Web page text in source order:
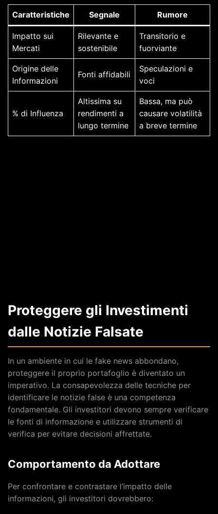
Caratteristiche Segnale Rumore
Impatto sui
Mercati
Rilevante e
sostenibile
Transitorio e
fuorviante
Origine delle
Informazioni
Fonti affidabili
Speculazioni e
voci
% di Influenza
Altissima su
rendimenti a
lungo termine
Bassa, ma può
causare volatilità
a breve termine
Proteggere gli Investimenti
dalle Notizie Falsate
In un ambiente in cui le fake news abbondano,
proteggere il proprio portafoglio è diventato un
imperativo. La consapevolezza delle tecniche per
identificare le notizie false è una competenza
fondamentale. Gli investitori devono sempre verificare
le fonti di informazione e utilizzare strumenti di
verifica per evitare decisioni affrettate.
Comportamento da Adottare
Per confrontare e contrastare l’impatto delle
informazioni, gli investitori dovrebbero: